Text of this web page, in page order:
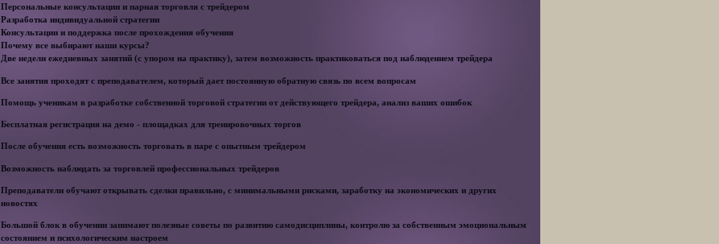
Персональные консультации и парная торговля с трейдером
Разработка индивидуальной стратегии
Консультации и поддержка после прохождения обучения
Почему все выбирают наши курсы?
Две недели ежедневных занятий (с упором на практику), затем возможность практиковаться под наблюдением трейдера
Все занятия проходят с преподавателем, который дает постоянную обратную связь по всем вопросам
Помощь ученикам в разработке собственной торговой стратегии от действующего трейдера, анализ ваших ошибок
Бесплатная регистрация на демо - площадках для тренировочных торгов
После обучения есть возможность торговать в паре с опытным трейдером
Возможность наблюдать за торговлей профессиональных трейдеров
Преподаватели обучают открывать сделки правильно, с минимальными рисками, заработку на экономических и других
новостях
Большой блок в обучении занимают полезные советы по развитию самодисциплины, контролю за собственным эмоциональным
состоянием и психологическим настроем